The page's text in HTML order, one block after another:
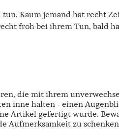
Kaum jemand hat recht
froh bei ihrem Tun, bald
die mit ihrem
inne halten - einen
Artikel gefertigt wurde.
Aufmerksamkeit zu